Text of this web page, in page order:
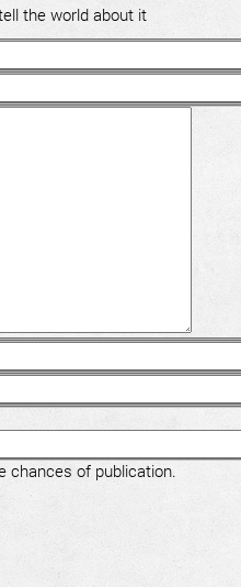
the world about it
chances of publication.